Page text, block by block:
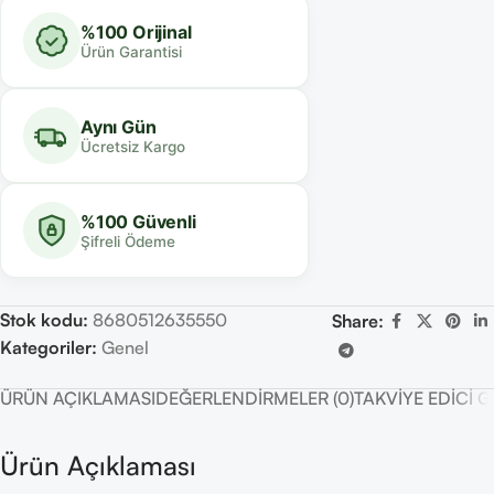
%100 Orijinal
Ürün Garantisi
Aynı Gün
Ücretsiz Kargo
%100 Güvenli
Şifreli Ödeme
Stok kodu: 8680512635550
Kategoriler: Genel
Share:
ÜRÜN AÇIKLAMASIDEĞERLENDIRMELER (0)TAKVIYE EDICI
Ürün Açıklaması